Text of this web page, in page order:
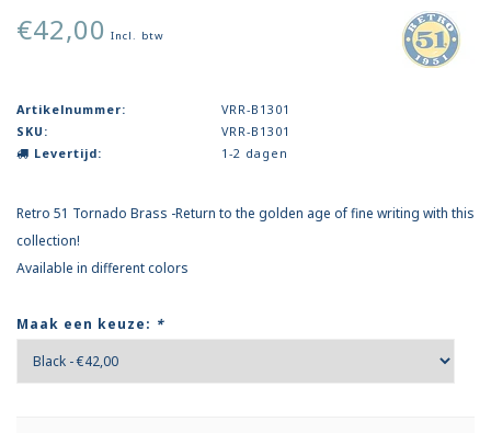
€42,00 Incl. btw
Artikelnummer:
VRR-B1301
SKU:
VRR-B1301
Levertijd:
1-2 dagen
Retro 51 Tornado Brass -Return to the golden age of fine writing with this
collection!
Available in different colors
Maak een keuze: *